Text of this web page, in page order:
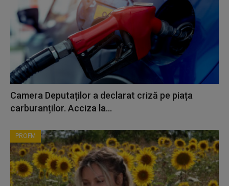
Camera Deputaților a declarat criză pe piața
carburanților. Acciza la...
PROFM